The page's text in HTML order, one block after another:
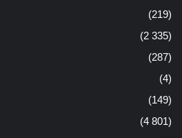
(219)
(2 335)
(287)
(4)
(149)
(4 801)